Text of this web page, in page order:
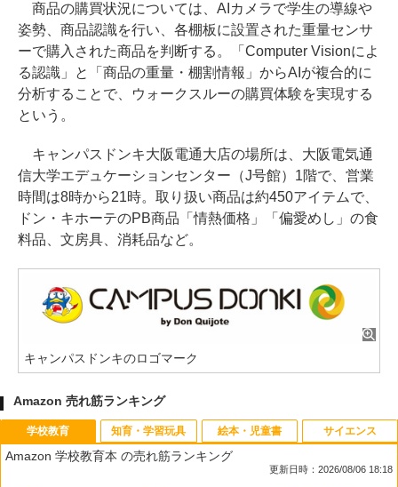
商品の購買状況については、AIカメラで学生の導線や
姿勢、商品認識を行い、各棚板に設置された重量センサ
ーで購入された商品を判断する。「Computer Visionによ
る認識」と「商品の重量・棚割情報」からAIが複合的に
分析することで、ウォークスルーの購買体験を実現する
という。
キャンパスドンキ大阪電通大店の場所は、大阪電気通
信大学エデュケーションセンター（J号館）1階で、営業
時間は8時から21時。取り扱い商品は約450アイテムで、
ドン・キホーテのPB商品「情熱価格」「偏愛めし」の食
料品、文房具、消耗品など。
キャンパスドンキのロゴマーク
Amazon 売れ筋ランキング
学校教育
Amazon 学校教育本 の売れ筋ランキング
更新日時：2026/08/06 18:18
知育・学習玩具 絵本・児童書 サイエンス